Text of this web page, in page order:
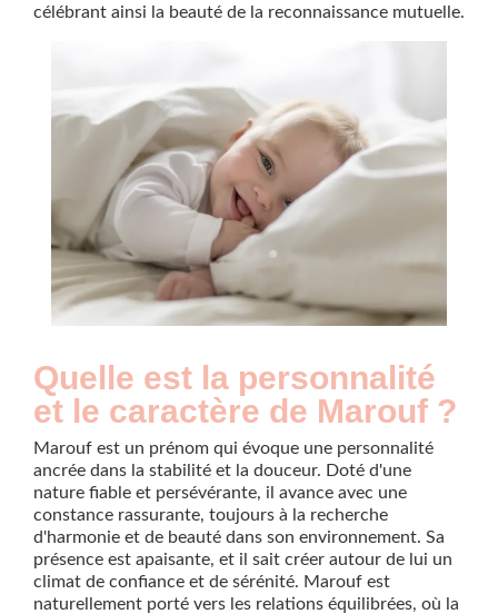
célébrant ainsi la beauté de la reconnaissance mutuelle.
Quelle est la personnalité
et le caractère de Marouf ?
Marouf est un prénom qui évoque une personnalité
ancrée dans la stabilité et la douceur. Doté d'une
nature fiable et persévérante, il avance avec une
constance rassurante, toujours à la recherche
d'harmonie et de beauté dans son environnement. Sa
présence est apaisante, et il sait créer autour de lui un
climat de confiance et de sérénité. Marouf est
naturellement porté vers les relations équilibrées, où la